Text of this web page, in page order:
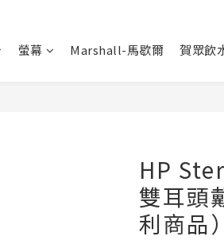
螢幕 Marshall-馬歇爾 賀眾飲
HP
雙耳頭
利商品）